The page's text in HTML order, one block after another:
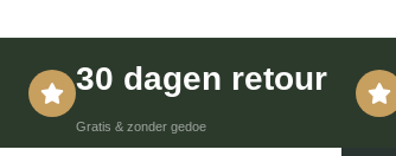
30 dagen retour
Gratis & zonder gedoe